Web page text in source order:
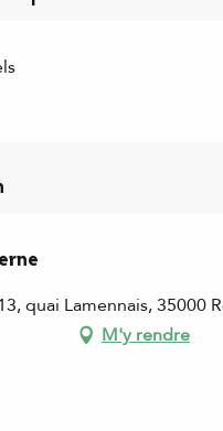
quai Lamennais, 35000
M'y rendre